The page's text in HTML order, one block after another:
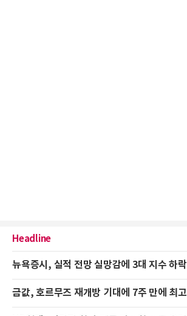
Headline
뉴욕증시, 실적 전망 실망감에 3대 지수 하락
금값, 호르무즈 재개방 기대에 7주 만에 최고